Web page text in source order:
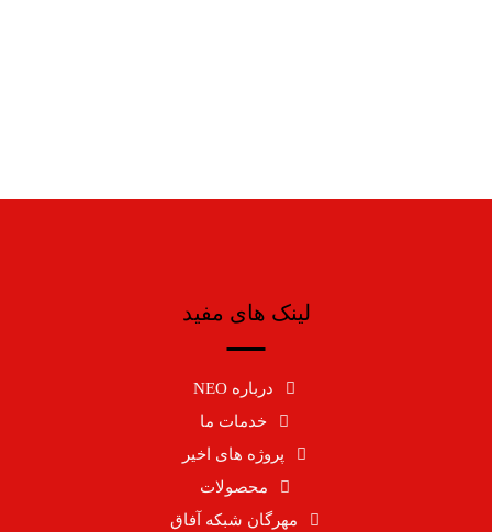
لینک های مفید
درباره NEO
خدمات ما
پروژه های اخیر
محصولات
مهرگان شبکه آفاق